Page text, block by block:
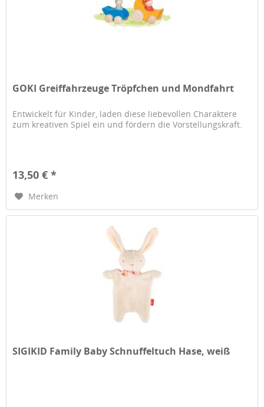
GOKI Greiffahrzeuge Tröpfchen und Mondfahrt
Entwickelt für Kinder, laden diese liebevollen Charaktere
zum kreativen Spiel ein und fördern die Vorstellungskraft.
13,50 € *
Merken
SIGIKID Family Baby Schnuffeltuch Hase, weiß